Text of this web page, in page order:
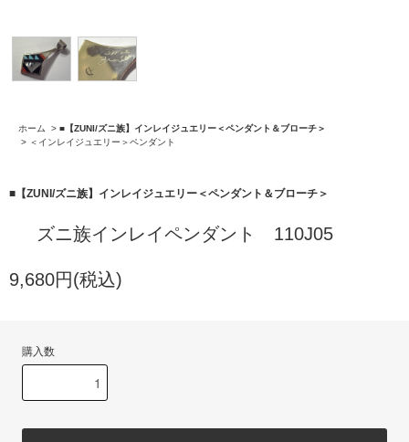
ホーム > ■【ZUNI/ズニ族】インレイジュエリー＜ペンダント＆ブローチ＞
> ＜インレイジュエリー＞ペンダント
■【ZUNI/ズニ族】インレイジュエリー＜ペンダント＆ブローチ＞
ズニ族インレイペンダント 110J05
9,680円(税込)
購入数